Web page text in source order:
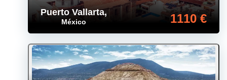
Puerto Vallarta,
México 1110 €